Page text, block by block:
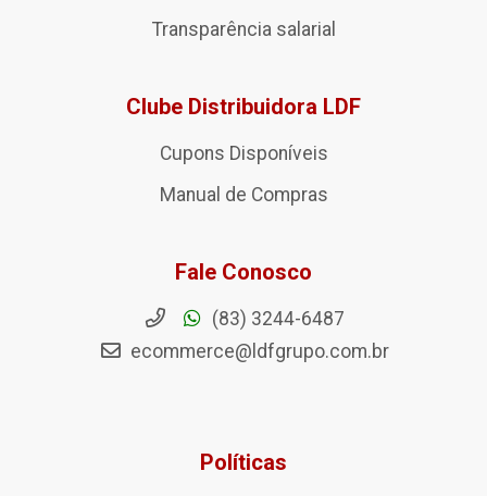
Transparência salarial
Clube Distribuidora LDF
Cupons Disponíveis
Manual de Compras
Fale Conosco
(83) 3244-6487
ecommerce@ldfgrupo.com.br
Políticas